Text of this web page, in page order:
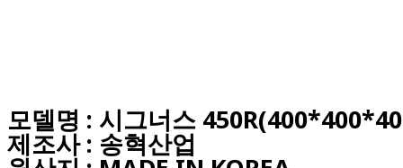
모델명 : 시그너스
제조사 : 송혁산업